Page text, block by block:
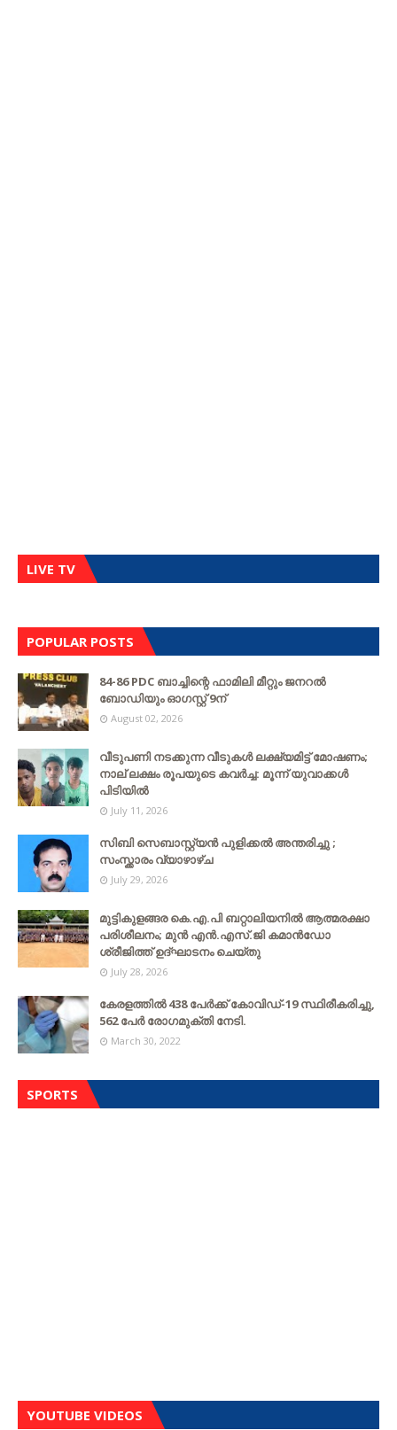
LIVE TV
POPULAR POSTS
84-86 PDC ബാച്ചിന്റെ ഫാമിലി മീറ്റും ജനറൽ
ബോഡിയും ഓഗസ്റ്റ് 9ന്
August 02, 2026
വീടുപണി നടക്കുന്ന വീടുകൾ ലക്ഷ്യമിട്ട് മോഷണം;
നാല് ലക്ഷം രൂപയുടെ കവർച്ച: മൂന്ന് യുവാക്കൾ
പിടിയിൽ
July 11, 2026
സിബി സെബാസ്റ്റ്യന്‍ പുളിക്കല്‍ അന്തരിച്ചു ;
സംസ്ക്കാരം വ്യാഴാഴ്ച
July 29, 2026
മുട്ടികുളങ്ങര കെ.എ.പി ബറ്റാലിയനിൽ ആത്മരക്ഷാ
പരിശീലനം; മുൻ എൻ.എസ്.ജി കമാൻഡോ
ശ്രീജിത്ത് ഉദ്ഘാടനം ചെയ്തു
July 28, 2026
കേരളത്തില്‍ 438 പേര്‍ക്ക് കോവിഡ്-19 സ്ഥിരീകരിച്ചു,
562 പേര്‍ രോഗമുക്തി നേടി.
March 30, 2022
SPORTS
YOUTUBE VIDEOS